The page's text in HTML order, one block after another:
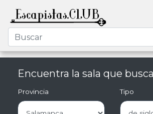
Encuentra la sala que
Provincia Tipo